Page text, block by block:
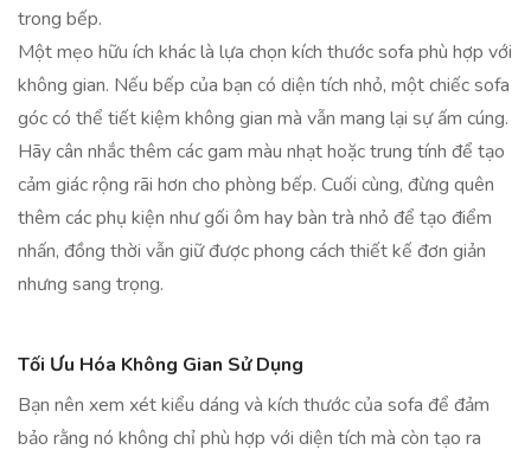
trong bếp.
Một mẹo hữu ích khác là lựa chọn kích thước sofa phù hợp với
không gian. Nếu bếp của bạn có diện tích nhỏ, một chiếc sofa
góc có thể tiết kiệm không gian mà vẫn mang lại sự ấm cúng.
Hãy cân nhắc thêm các gam màu nhạt hoặc trung tính để tạo
cảm giác rộng rãi hơn cho phòng bếp. Cuối cùng, đừng quên
thêm các phụ kiện như gối ôm hay bàn trà nhỏ để tạo điểm
nhấn, đồng thời vẫn giữ được phong cách thiết kế đơn giản
nhưng sang trọng.
Tối Ưu Hóa Không Gian Sử Dụng
Bạn nên xem xét kiểu dáng và kích thước của sofa để đảm
bảo rằng nó không chỉ phù hợp với diện tích mà còn tạo ra